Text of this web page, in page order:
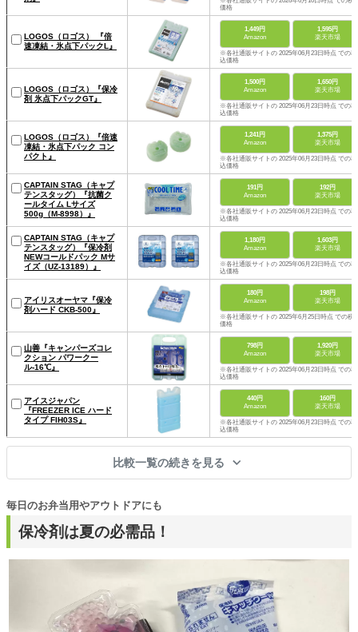
価格
LOGOS（ロゴス） 『倍
速凍結・氷点下パックL』
1,449円
Amazon
1,595円
楽天市場
※各社通販サイトの 2025年06月23日時点 での税
込価格
LOGOS（ロゴス）『保冷
剤 氷点下パックGT』
1,500円
Amazon
1,650円
楽天市場
※各社通販サイトの 2025年06月23日時点 での税
込価格
LOGOS（ロゴス）『倍速
凍結・氷点下パック コン
パクト』
1,241円
Amazon
1,375円
楽天市場
※各社通販サイトの 2025年06月23日時点 での税
込価格
CAPTAIN STAG（キャプ
テンスタッグ）『抗菌ク
ールタイム Lサイズ
500g（M-8998）』
191円
Amazon
192円
楽天市場
※各社通販サイトの 2025年06月23日時点 での税
込価格
CAPTAIN STAG（キャプ
テンスタッグ）『保冷剤
NEWコールドパック Mサ
イズ（UZ-13189）』
1,180円
Amazon
1,603円
楽天市場
※各社通販サイトの 2025年06月23日時点 での税
込価格
アイリスオーヤマ『保冷
剤ハード CKB-500』
180円
Amazon
198円
楽天市場
※各社通販サイトの 2025年6月25日時点 での税
価格
山善『キャンパーズコレ
クション パワークー
ル-16℃』
798円
Amazon
1,920円
楽天市場
※各社通販サイトの 2025年06月23日時点 での税
込価格
アイスジャパン
『FREEZER ICE ハード
タイプ FIH03S』
440円
Amazon
160円
楽天市場
※各社通販サイトの 2025年06月23日時点 での税
込価格
比較一覧の続きを見る
保冷剤は夏の必需品！
毎日のお弁当用やアウトドアにも